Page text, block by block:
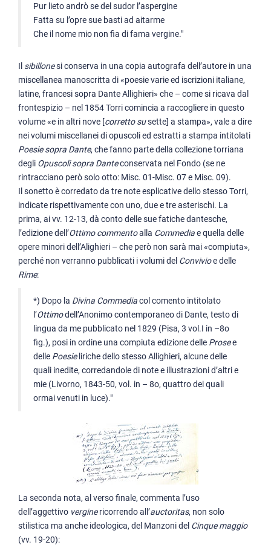
Pur lieto andrò se del sudor l’aspergine
Fatta su l’opre sue basti ad aitarme
Che il nome mio non fia di fama vergine."
Il sibillonesi conserva in una copia autografa dell’autore in una
miscellanea manoscritta di «poesie varie ed iscrizioni italiane,
latine, francesi sopra Dante Allighieri» che – come si ricava dal
frontespizio – nel 1854 Torri comincia a raccogliere in questo
volume «e in altri nove [corretto susette] a stampa», vale a dire
nei volumi miscellanei di opuscoli ed estratti a stampa intitolati
Poesie sopra Dante, che fanno parte della collezione torriana
degli Opuscoli sopra Danteconservata nel Fondo (se ne
rintracciano però solo otto: Misc. 01-Misc. 07 e Misc. 09).
Il sonetto è corredato da tre note esplicative dello stesso Torri,
indicate rispettivamente con uno, due e tre asterischi. La
prima, ai vv. 12-13, dà conto delle sue fatiche dantesche,
l’edizione dell’Ottimo commentoalla Commediae quella delle
opere minori dell’Alighieri – che però non sarà mai «compiuta»,
perché non verranno pubblicati i volumi del Convivioe delle
Rime:
*) Dopo la Divina Commediacol comento intitolato
l’Ottimodell’Anonimo contemporaneo di Dante, testo di
lingua da me pubblicato nel 1829 (Pisa, 3 vol.I in –8o
fig.), posi in ordine una compiuta edizione delle Prosee
delle Poesieliriche dello stesso Allighieri, alcune delle
quali inedite, corredandole di note e illustrazioni d’altri e
mie (Livorno, 1843-50, vol. in – 8o, quattro dei quali
ormai venuti in luce)."
La seconda nota, al verso finale, commenta l’uso
dell’aggettivo verginericorrendo all’auctoritas, non solo
stilistica ma anche ideologica, del Manzoni del Cinque maggio
(vv. 19-20):